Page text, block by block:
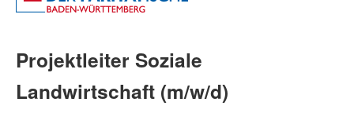
Projektleiter Soziale
Landwirtschaft (m/w/d)